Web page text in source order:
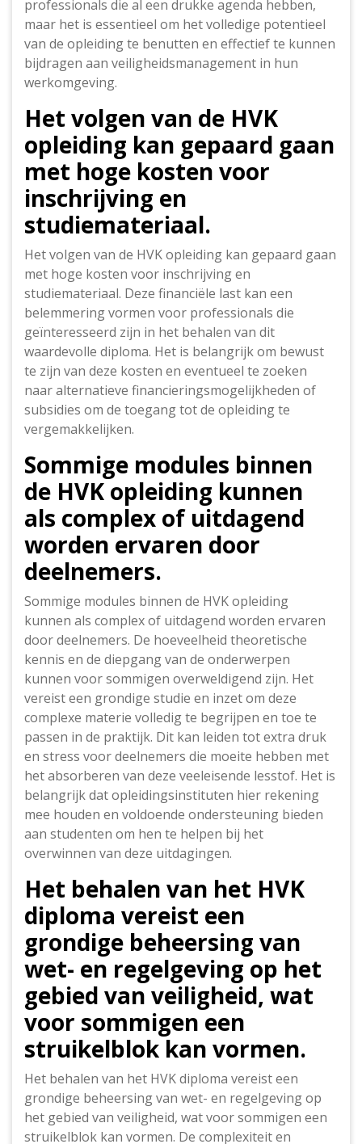
professionals die al een drukke agenda hebben,
maar het is essentieel om het volledige potentieel
van de opleiding te benutten en effectief te kunnen
bijdragen aan veiligheidsmanagement in hun
werkomgeving.
Het volgen van de HVK
opleiding kan gepaard gaan
met hoge kosten voor
inschrijving en
studiemateriaal.
Het volgen van de HVK opleiding kan gepaard gaan
met hoge kosten voor inschrijving en
studiemateriaal. Deze financiële last kan een
belemmering vormen voor professionals die
geïnteresseerd zijn in het behalen van dit
waardevolle diploma. Het is belangrijk om bewust
te zijn van deze kosten en eventueel te zoeken
naar alternatieve financieringsmogelijkheden of
subsidies om de toegang tot de opleiding te
vergemakkelijken.
Sommige modules binnen
de HVK opleiding kunnen
als complex of uitdagend
worden ervaren door
deelnemers.
Sommige modules binnen de HVK opleiding
kunnen als complex of uitdagend worden ervaren
door deelnemers. De hoeveelheid theoretische
kennis en de diepgang van de onderwerpen
kunnen voor sommigen overweldigend zijn. Het
vereist een grondige studie en inzet om deze
complexe materie volledig te begrijpen en toe te
passen in de praktijk. Dit kan leiden tot extra druk
en stress voor deelnemers die moeite hebben met
het absorberen van deze veeleisende lesstof. Het is
belangrijk dat opleidingsinstituten hier rekening
mee houden en voldoende ondersteuning bieden
aan studenten om hen te helpen bij het
overwinnen van deze uitdagingen.
Het behalen van het HVK
diploma vereist een
grondige beheersing van
wet- en regelgeving op het
gebied van veiligheid, wat
voor sommigen een
struikelblok kan vormen.
Het behalen van het HVK diploma vereist een
grondige beheersing van wet- en regelgeving op
het gebied van veiligheid, wat voor sommigen een
struikelblok kan vormen. De complexiteit en